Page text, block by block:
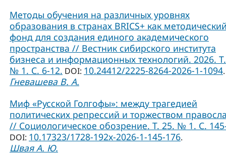
Методы обучения на различных уровнях
образования в странах BRICS+ как
фонд для создания единого академического
пространства // Вестник сибирского института
бизнеса и информационных технологий. 2026.
№ 1. С. 6-12. DOI: 10.24412/2225-8264-2026-1-1094.
Гневашева В. А.
Миф «Русской Голгофы»: между трагедией
политических репрессий и торжеством
// Социологическое обозрение. Т. 25. № 1. С.
DOI: 10.17323/1728-192x-2026-1-145-176.
Швая А. Ю.